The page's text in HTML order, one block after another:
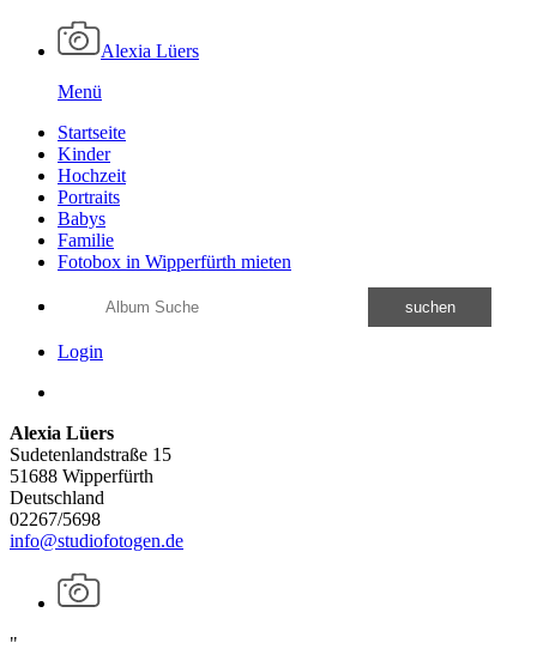
Alexia Lüers
Menü
Startseite
Kinder
Hochzeit
Portraits
Babys
Familie
Fotobox in Wipperfürth mieten
suchen
Login
Alexia Lüers
Sudetenlandstraße 15
51688 Wipperfürth
Deutschland
02267/5698
info@studiofotogen.de
"